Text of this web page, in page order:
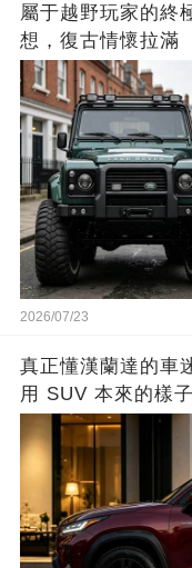
屬于越野玩家的終
想，復古情懷拉滿
2026/07/23
真正懂漢蘭達的車
用 SUV 本來的樣子